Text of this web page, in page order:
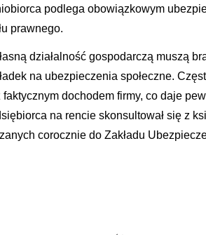
podlega obowiązkowym
prawnego.
działalność gospodarczą muszą
na ubezpieczenia społeczne.
dochodem firmy, co daje
na rencie skonsultował się z
corocznie do Zakładu